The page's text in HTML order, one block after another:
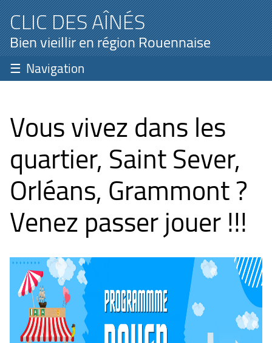
CLIC DES AÎNÉS
Bien vieillir en région Rouennaise
Navigation
Vous vivez dans les
quartier, Saint Sever,
Orléans, Grammont ?
Venez passer jouer !!!